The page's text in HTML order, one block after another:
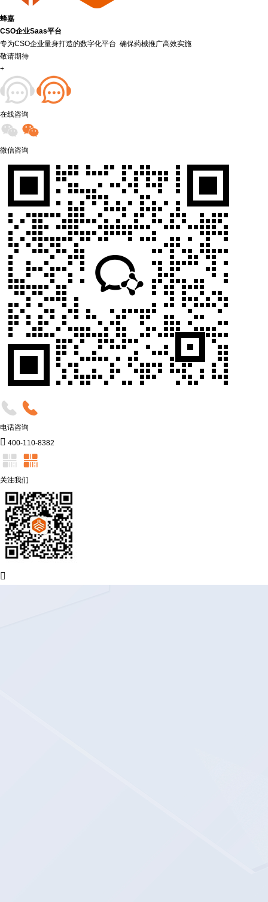
蜂嘉
CSO企业Saas平台
专为CSO企业量身打造的数字化平台 确保药械推广高效实施
敬请期待
+
在线咨询
微信咨询
电话咨询
 400-110-8382
关注我们
